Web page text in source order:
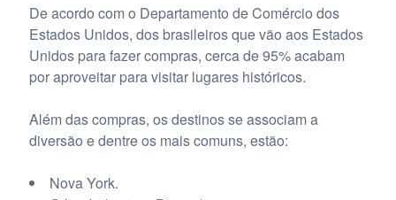
De acordo com o Departamento de Comércio dos
Estados Unidos, dos brasileiros que vão aos Estados
Unidos para fazer compras, cerca de 95% acabam
por aproveitar para visitar lugares históricos.
Além das compras, os destinos se associam a
diversão e dentre os mais comuns, estão:
Nova York.